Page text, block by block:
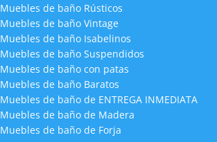
Muebles de baño Rústicos
Muebles de baño Vintage
Muebles de baño Isabelinos
Muebles de baño Suspendidos
Muebles de baño con patas
Muebles de baño Baratos
Muebles de baño de ENTREGA INMEDIATA
Muebles de baño de Madera
Muebles de baño de Forja